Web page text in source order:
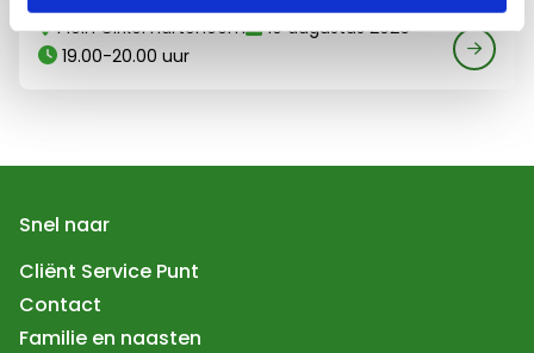
Plein Cirkel Harteheem
19 augustus 2026
19.00-20.00 uur
Snel naar
Cliënt Service Punt
Contact
Familie en naasten